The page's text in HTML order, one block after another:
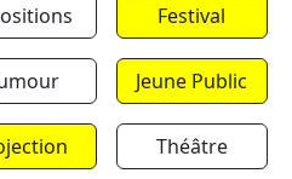
Festival
Jeune Public
Théâtre